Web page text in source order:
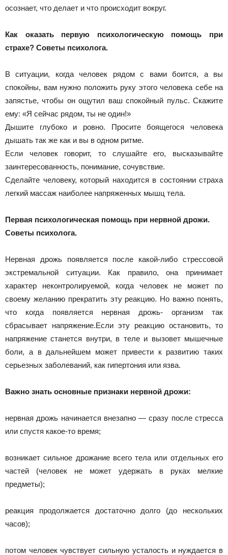
осознает, что делает и что происходит вокруг.
Как оказать первую психологическую помощь при
страхе? Советы психолога.
В ситуации, когда человек рядом с вами боится, а вы
спокойны, вам нужно положить руку этого человека себе на
запястье, чтобы он ощутил ваш спокойный пульс. Скажите
ему: «Я сейчас рядом, ты не один!»
Дышите глубоко и ровно. Просите боящегося человека
дышать так же как и вы в одном ритме.
Если человек говорит, то слушайте его, высказывайте
заинтересованность, понимание, сочувствие.
Сделайте человеку, который находится в состоянии страха
легкий массаж наиболее напряженных мышц тела.
Первая психологическая помощь при нервной дрожи.
Советы психолога.
Нервная дрожь появляется после какой-либо стрессовой
экстремальной ситуации. Как правило, она принимает
характер неконтролируемой, когда человек не может по
своему желанию прекратить эту реакцию. Но важно понять,
что когда появляется нервная дрожь- организм так
сбрасывает напряжение.Если эту реакцию остановить, то
напряжение станется внутри, в теле и вызовет мышечные
боли, а в дальнейшем может привести к развитию таких
серьезных заболеваний, как гипертония или язва.
Важно знать основные признаки нервной дрожи:
нервная дрожь начинается внезапно — сразу после стресса
или спустя какое-то время;
возникает сильное дрожание всего тела или отдельных его
частей (человек не может удержать в руках мелкие
предметы);
реакция продолжается достаточно долго (до нескольких
часов);
потом человек чувствует сильную усталость и нуждается в